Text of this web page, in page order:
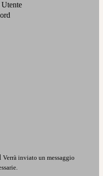
Verrà inviato un messaggio